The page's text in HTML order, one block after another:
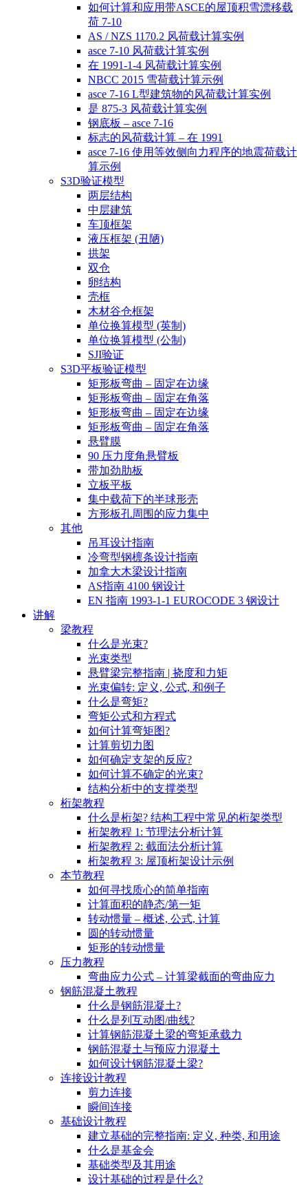
如何计算和应用带ASCE的屋顶积雪漂移载
荷 7-10
AS / NZS 1170.2 风荷载计算实例
asce 7-10 风荷载计算实例
在 1991-1-4 风荷载计算实例
NBCC 2015 雪荷载计算示例
asce 7-16 L型建筑物的风荷载计算实例
是 875-3 风荷载计算实例
钢底板 – asce 7-16
标志的风荷载计算 – 在 1991
asce 7-16 使用等效侧向力程序的地震荷载计
算示例
S3D验证模型
两层结构
中层建筑
车顶框架
液压框架 (丑陋)
拱架
双仓
卵结构
壳框
木材谷仓框架
单位换算模型 (英制)
单位换算模型 (公制)
SJI验证
S3D平板验证模型
矩形板弯曲 – 固定在边缘
矩形板弯曲 – 固定在角落
矩形板弯曲 – 固定在边缘
矩形板弯曲 – 固定在角落
悬臂膜
90 压力度角悬臂板
带加劲肋板
立板平板
集中载荷下的半球形壳
方形板孔周围的应力集中
其他
吊耳设计指南
冷弯型钢檩条设计指南
加拿大木梁设计指南
AS指南 4100 钢设计
EN 指南 1993-1-1 EUROCODE 3 钢设计
讲解
梁教程
什么是光束?
光束类型
悬臂梁完整指南 | 挠度和力矩
光束偏转: 定义, 公式, 和例子
什么是弯矩?
弯矩公式和方程式
如何计算弯矩图?
计算剪切力图
如何确定支架的反应?
如何计算不确定的光束?
结构分析中的支撑类型
桁架教程
什么是桁架? 结构工程中常见的桁架类型
桁架教程 1: 节理法分析计算
桁架教程 2: 截面法分析计算
桁架教程 3: 屋顶桁架设计示例
本节教程
如何寻找质心的简单指南
计算面积的静态/第一矩
转动惯量 – 概述, 公式, 计算
圆的转动惯量
矩形的转动惯量
压力教程
弯曲应力公式 – 计算梁截面的弯曲应力
钢筋混凝土教程
什么是钢筋混凝土?
什么是列互动图/曲线?
计算钢筋混凝土梁的弯矩承载力
钢筋混凝土与预应力混凝土
如何设计钢筋混凝土梁?
连接设计教程
剪力连接
瞬间连接
基础设计教程
建立基础的完整指南: 定义, 种类, 和用途
什么是基金会
基础类型及其用途
设计基础的过程是什么?